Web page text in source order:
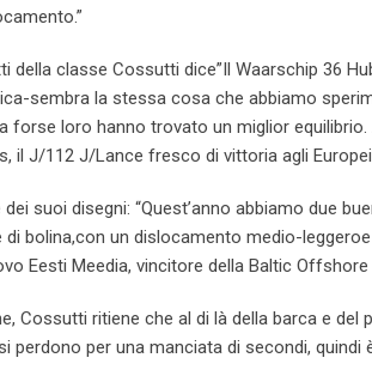
della classe Cossutti dice”Il Waarschip 36
sembra la stessa cosa che abbiamo
forse loro hanno trovato un miglior
il J/112 J/Lance fresco di vittoria agli
suoi disegni: “Quest’anno abbiamo due
di bolina,con un dislocamento medio-
Eesti Meedia, vincitore della Baltic
Cossutti ritiene che al di là della barca e del
perdono per una manciata di secondi,